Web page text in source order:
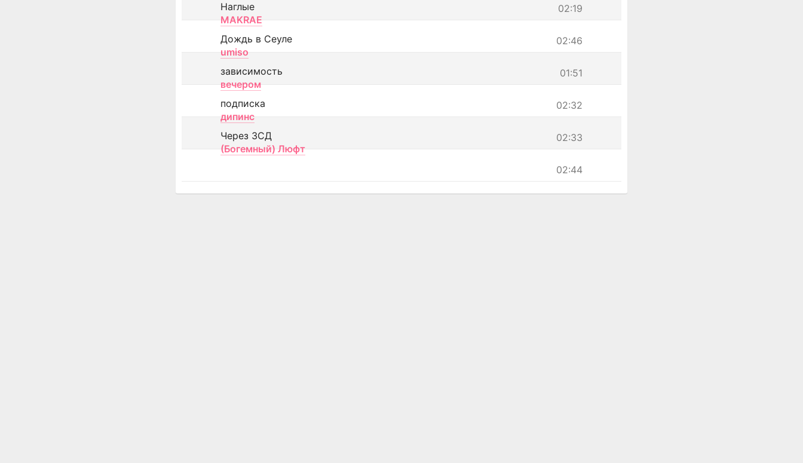
02:19
Наглые
MAKRAE
02:46
Дождь в Сеуле
umiso
01:51
зависимость
вечером
02:32
подписка
дипинс
02:33
Через ЗСД
(Богемный) Люфт
02:44